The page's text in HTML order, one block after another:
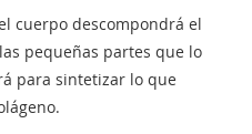
cuerpo descompondrá el
pequeñas partes que lo
para sintetizar lo que